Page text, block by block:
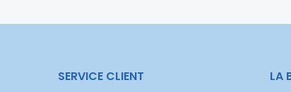
SERVICE CLIENT LA